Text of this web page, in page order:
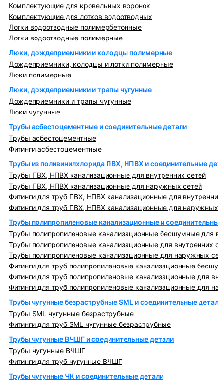
Комплектующие для кровельных воронок
Комплектующие для лотков водоотводных
Лотки водоотводные полимербетонные
Лотки водоотводные полимерные
Люки, дождеприемники и колодцы полимерные
Дождеприемники, колодцы и лотки полимерные
Люки полимерные
Люки, дождеприемники и трапы чугунные
Дождеприемники и трапы чугунные
Люки чугунные
Трубы асбестоцементные и соединительные детали
Трубы асбестоцементные
Фитинги асбестоцементные
Трубы из поливинилхлорида ПВХ, НПВХ и соединительные
Трубы ПВХ, НПВХ канализационные для внутренних сетей
Трубы ПВХ, НПВХ канализационные для наружных сетей
Фитинги для труб ПВХ, НПВХ канализационные для
Фитинги для труб ПВХ, НПВХ канализационные для
Трубы полипропиленовые канализационные и
Трубы полипропиленовые канализационные бесшумные для
Трубы полипропиленовые канализационные для внутренних
Трубы полипропиленовые канализационные для наружных
Фитинги для труб полипропиленовые канализационные
Фитинги для труб полипропиленовые канализационные для
Фитинги для труб полипропиленовые канализационные для
Трубы чугунные безраструбные SML и соединительные
Трубы SML чугунные безраструбные
Фитинги для труб SML чугунные безраструбные
Трубы чугунные ВЧШГ и соединительные детали
Трубы чугунные ВЧШГ
Фитинги для труб чугунные ВЧШГ
Трубы чугунные ЧК и соединительные детали